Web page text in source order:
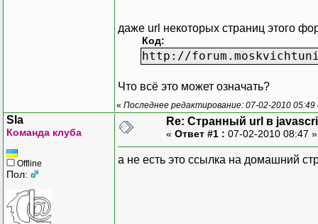
даже url некоторых страниц этого
Код:
http://
Что всё это может означать?
« Последнее редактирование: 07-02-2010
Sla
Команда клуба
Offline
Пол:
Re: Странный url в
« Ответ #1 : 07-02-2010 08:47
а не есть это ссылка на домашний